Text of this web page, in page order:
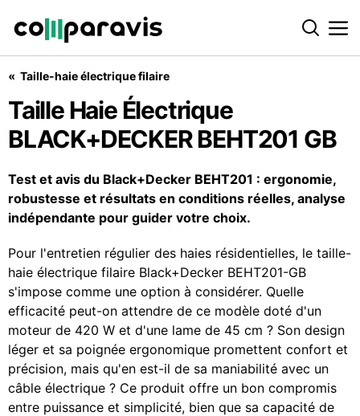
Taille-haie électrique filaire
Taille Haie Électrique BLACK+DECKER BEHT201 GB
Taille Haie Électrique
BLACK+DECKER BEHT201 GB
Test et avis du Black+Decker BEHT201 : ergonomie,
robustesse et résultats en conditions réelles, analyse
indépendante pour guider votre choix.
Pour l'entretien régulier des haies résidentielles, le taille-
haie électrique filaire Black+Decker BEHT201-GB
s'impose comme une option à considérer. Quelle
efficacité peut-on attendre de ce modèle doté d'un
moteur de 420 W et d'une lame de 45 cm ? Son design
léger et sa poignée ergonomique promettent confort et
précision, mais qu'en est-il de sa maniabilité avec un
câble électrique ? Ce produit offre un bon compromis
entre puissance et simplicité, bien que sa capacité de